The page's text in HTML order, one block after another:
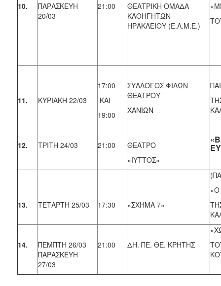
10.
ΠΑΡΑΣΚΕΥΗ
20/03
21:00
ΘΕΑΤΡΙΚΗ ΟΜΑΔΑ
ΚΑΘΗΓΗΤΩΝ
ΗΡΑΚΛΕΙΟΥ (Ε.Λ.Μ.Ε.)
11. ΚΥΡΙΑΚΗ 22/03
17:00
KAI
19:00
ΣΥΛΛΟΓΟΣ ΦΙΛΩΝ
ΘΕΑΤΡΟΥ
ΧΑΝΙΩΝ
12. ΤΡΙΤΗ 24/03 21:00
ΘΕΑΤΡΟ
«ΙΥΤΤΟΣ»
13. ΤΕΤΑΡΤΗ 25/03 17:30 «ΣΧΗΜΑ 7»
«Ο
14.
ΠΕΜΠΤΗ 26/03
ΠΑΡΑΣΚΕΥΗ
27/03
21:00 ΔΗ. ΠΕ. ΘΕ. ΚΡΗΤΗΣ